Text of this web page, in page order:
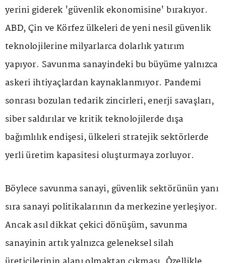
yerini giderek 'güvenlik ekonomisine' bırakıyor.
ABD, Çin ve Körfez ülkeleri de yeni nesil güvenlik
teknolojilerine milyarlarca dolarlık yatırım
yapıyor. Savunma sanayindeki bu büyüme yalnızca
askeri ihtiyaçlardan kaynaklanmıyor. Pandemi
sonrası bozulan tedarik zincirleri, enerji savaşları,
siber saldırılar ve kritik teknolojilerde dışa
bağımlılık endişesi, ülkeleri stratejik sektörlerde
yerli üretim kapasitesi oluşturmaya zorluyor.
Böylece savunma sanayi, güvenlik sektörünün yanı
sıra sanayi politikalarının da merkezine yerleşiyor.
Ancak asıl dikkat çekici dönüşüm, savunma
sanayinin artık yalnızca geleneksel silah